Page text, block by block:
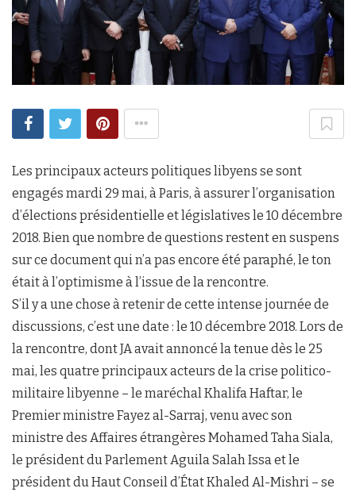
Les principaux acteurs politiques libyens se sont
engagés mardi 29 mai, à Paris, à assurer l’organisation
d’élections présidentielle et législatives le 10 décembre
2018. Bien que nombre de questions restent en suspens
sur ce document qui n’a pas encore été paraphé, le ton
était à l’optimisme à l’issue de la rencontre.
S’il y a une chose à retenir de cette intense journée de
discussions, c’est une date : le 10 décembre 2018. Lors de
la rencontre, dont JA avait annoncé la tenue dès le 25
mai, les quatre principaux acteurs de la crise politico-
militaire libyenne – le maréchal Khalifa Haftar, le
Premier ministre Fayez al-Sarraj, venu avec son
ministre des Affaires étrangères Mohamed Taha Siala,
le président du Parlement Aguila Salah Issa et le
président du Haut Conseil d’État Khaled Al-Mishri – se